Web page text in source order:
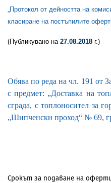
„Протокол от дейността на
класиране на постъпилите
(Публикуванo на 27.08.2018 г.)
Обява по реда на чл. 191 от
с предмет: „Доставка на
сграда, с топлоносител за
„Шипченски проход“ № 69,
Срокът за подаване на